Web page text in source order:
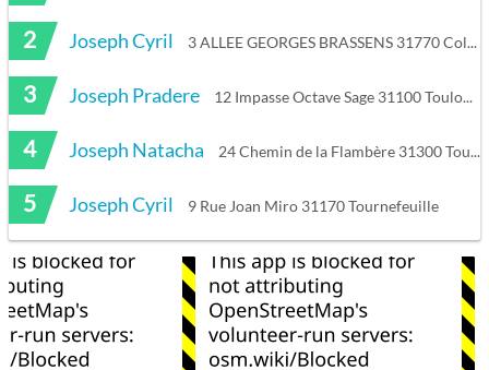
2 Joseph Cyril 3 ALLEE GEORGES BRASSENS 31770 Colomiers
3 Joseph Pradere 12 Impasse Octave Sage 31100 Toulouse
4 Joseph Natacha 24 Chemin de la Flambère 31300 Toulouse
5 Joseph Cyril 9 Rue Joan Miro 31170 Tournefeuille